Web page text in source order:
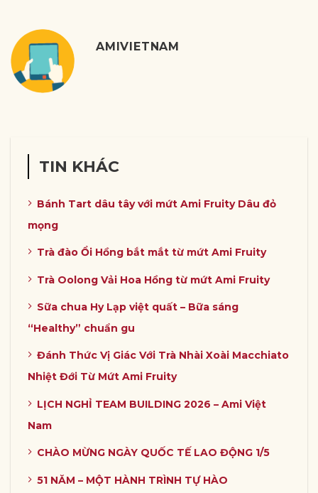
AMIVIETNAM
TIN KHÁC
Bánh Tart dâu tây với mứt Ami Fruity Dâu đỏ
mọng
Trà đào Ổi Hồng bắt mắt từ mứt Ami Fruity
Trà Oolong Vải Hoa Hồng từ mứt Ami Fruity
Sữa chua Hy Lạp việt quất – Bữa sáng
“Healthy” chuẩn gu
Đánh Thức Vị Giác Với Trà Nhài Xoài Macchiato
Nhiệt Đới Từ Mứt Ami Fruity
LỊCH NGHỈ TEAM BUILDING 2026 – Ami Việt
Nam
CHÀO MỪNG NGÀY QUỐC TẾ LAO ĐỘNG 1/5
51 NĂM – MỘT HÀNH TRÌNH TỰ HÀO